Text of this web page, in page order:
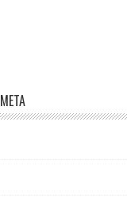
META